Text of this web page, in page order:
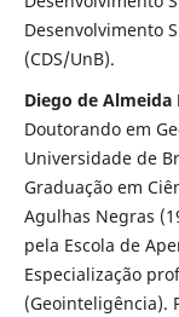
Desenvolvimento
(CDS/UnB).
Diego de Almeida
Doutorando em
Universidade de
Graduação em
Agulhas Negras
pela Escola de
Especialização
(Geointeligência).